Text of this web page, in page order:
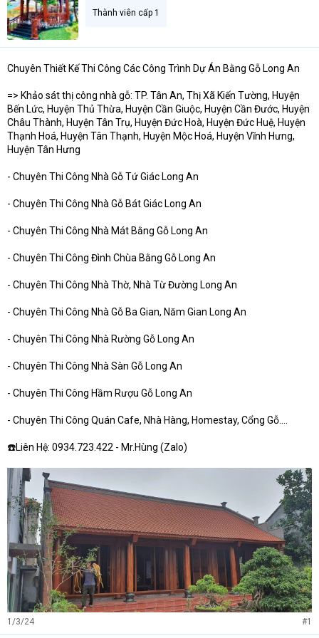
Thành viên cấp 1
Chuyên Thiết Kế Thi Công Các Công Trình Dự Án Bằng Gỗ Long An
=> Khảo sát thị công nhà gỗ: TP. Tân An, Thị Xã Kiến Tường, Huyện
Bến Lức, Huyện Thủ Thừa, Huyện Cần Giuộc, Huyện Cần Đước, Huyện
Châu Thành, Huyện Tân Trụ, Huyện Đức Hoà, Huyện Đức Huệ, Huyện
Thạnh Hoá, Huyện Tân Thạnh, Huyện Mộc Hoá, Huyện Vĩnh Hưng,
Huyện Tân Hưng
- Chuyên Thi Công Nhà Gỗ Tứ Giác Long An
- Chuyên Thi Công Nhà Gỗ Bát Giác Long An
- Chuyên Thi Công Nhà Mát Bằng Gỗ Long An
- Chuyên Thi Công Đình Chùa Bằng Gỗ Long An
- Chuyên Thi Công Nhà Thờ, Nhà Từ Đường Long An
- Chuyên Thi Công Nhà Gỗ Ba Gian, Năm Gian Long An
- Chuyên Thi Công Nhà Rường Gỗ Long An
- Chuyên Thi Công Nhà Sàn Gỗ Long An
- Chuyên Thi Công Hầm Rượu Gỗ Long An
- Chuyên Thi Công Quán Cafe, Nhà Hàng, Homestay, Cổng Gỗ....
☎️Liên Hệ: 0934.723.422 - Mr.Hùng (Zalo)
1/3/24 #1